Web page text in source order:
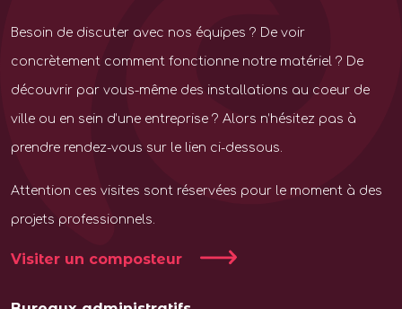
Besoin de discuter avec nos équipes ? De voir
concrètement comment fonctionne notre matériel ? De
découvrir par vous-même des installations au coeur de
ville ou en sein d’une entreprise ? Alors n’hésitez pas à
prendre rendez-vous sur le lien ci-dessous.
Attention ces visites sont réservées pour le moment à des
projets professionnels.
Visiter un composteur